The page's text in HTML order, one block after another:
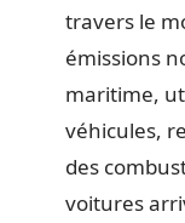
travers le
émissions
maritime,
véhicules,
des
voitures